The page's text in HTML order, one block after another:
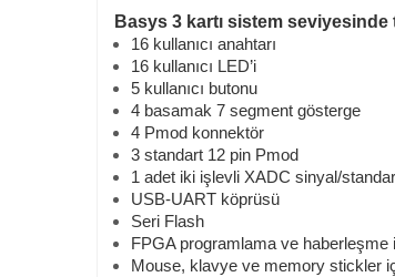
Basys 3 kartı sistem
16 kullanıcı anahtarı
16 kullanıcı LED’i
5 kullanıcı butonu
4 basamak 7 segment gösterge
4 Pmod konnektör
3 standart 12 pin Pmod
1 adet iki işlevli XADC sinyal/
USB-UART köprüsü
Seri Flash
FPGA programlama ve
Mouse, klavye ve memory stickler